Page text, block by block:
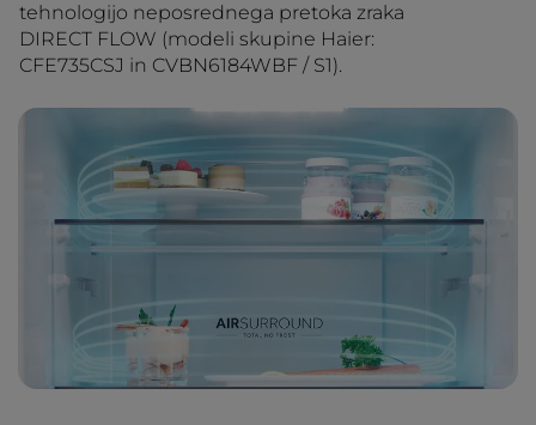
tehnologijo neposrednega pretoka zraka
DIRECT FLOW (modeli skupine Haier:
CFE735CSJ in CVBN6184WBF / S1).